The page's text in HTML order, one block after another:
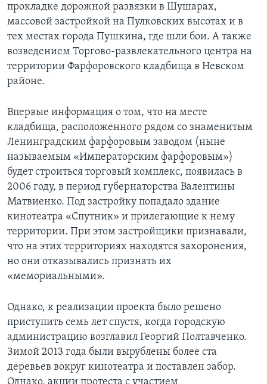
прокладке дорожной развязки в Шушарах,
массовой застройкой на Пулковских высотах и в
тех местах города Пушкина, где шли бои. А также
возведением Торгово-развлекательного центра на
территории Фарфоровского кладбища в Невском
районе.
Впервые информация о том, что на месте
кладбища, расположенного рядом со знаменитым
Ленинградским фарфоровым заводом (ныне
называемым «Императорским фарфоровым»)
будет строиться торговый комплекс, появилась в
2006 году, в период губернаторства Валентины
Матвиенко. Под застройку попадало здание
кинотеатра «Спутник» и прилегающие к нему
территории. При этом застройщики признавали,
что на этих территориях находятся захоронения,
но они отказывались признать их
«мемориальными».
Однако, к реализации проекта было решено
приступить семь лет спустя, когда городскую
администрацию возглавил Георгий Полтавченко.
Зимой 2013 года были вырублены более ста
деревьев вокруг кинотеатра и поставлен забор.